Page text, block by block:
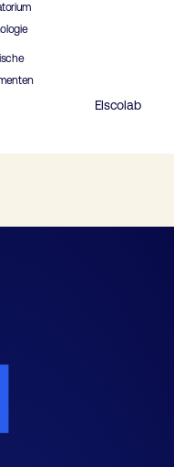
Elscolab